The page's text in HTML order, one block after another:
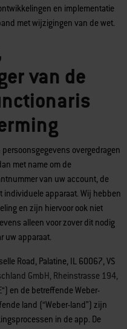
en implementatie
met wijzigingen van de wet.
van de
overgedragen
met name om de
van uw account, de
apparaat. Wij hebben
en zijn hiervoor ook niet
alleen voor zover dit nodig
uw apparaat.
Road, Palatine, IL 60067, VS
GmbH, Rheinstrasse 194,
en de betreffende Weber-
land (“Weber-land”) zijn
in de app. De